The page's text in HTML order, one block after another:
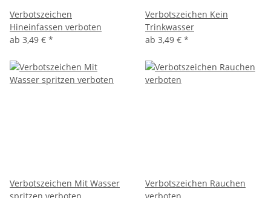
Verbotszeichen
Hineinfassen verboten
ab 3,49 € *
Verbotszeichen Kein
Trinkwasser
ab 3,49 € *
Verbotszeichen Mit Wasser
Verbotszeichen Rauchen